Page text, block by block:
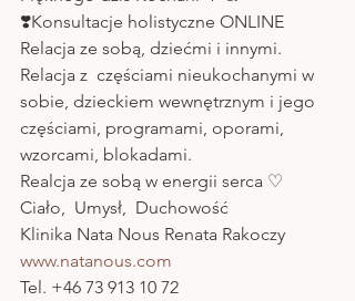
❣️Konsultacje holistyczne ONLINE
Relacja ze sobą, dziećmi i innymi.
Relacja z  częściami nieukochanymi w
sobie, dzieckiem wewnętrznym i jego
częściami, programami, oporami,
wzorcami, blokadami.
Realcja ze sobą w energii serca ♡
Ciało,  Umysł,  Duchowość
Klinika Nata Nous Renata Rakoczy
www.natanous.com
Tel. +46 73 913 10 72